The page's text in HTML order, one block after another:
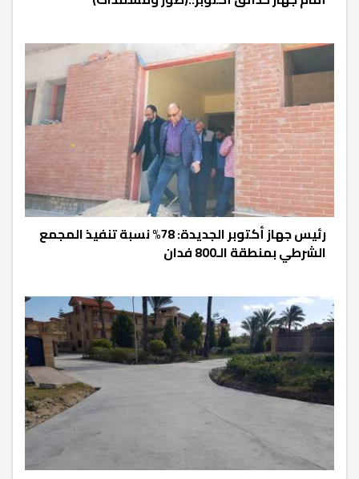
رئيس جهاز أكتوبر الجديدة: 78% نسبة تنفيذ المجمع
الشرطي بمنطقة الـ800 فدان